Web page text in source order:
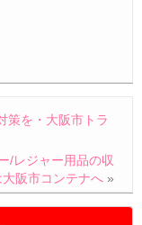
策を・大阪市トラ
/レジャー用品の収
阪市コンテナへ »